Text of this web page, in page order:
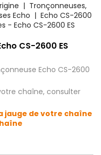
Tronçonneuses,
Echo
Echo CS-2600
- Echo CS-2600 ES
CS-2600 ES
Echo CS-2600
chaîne, consulter
jauge de votre chaîne